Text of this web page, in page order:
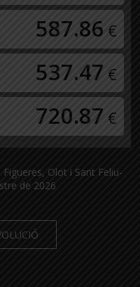
587.86 €
537.47 €
720.87 €
Olot i Sant Feliu-
de 2026